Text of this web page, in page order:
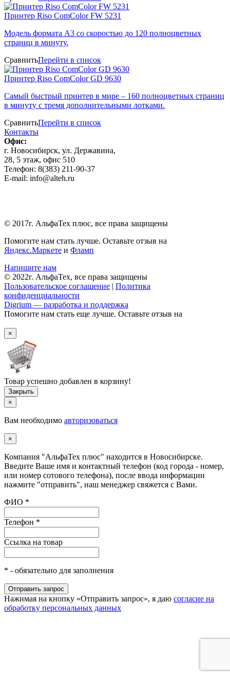
Принтер Riso ComColor FW 5231
Модель формата А3 со скоростью до 120 полноцветных
страниц в минуту.
СравнитьПерейти в список
Принтер Riso ComColor GD 9630
Самый быстрый принтер в мире – 160 полноцветных страниц
в минуту с тремя дополнительными лотками.
СравнитьПерейти в список
Контакты
Офис:
г. Новосибирск, ул. Державина,
28, 5 этаж, офис 510
Телефон: 8(383) 211-90-37
E-mail: info@alteh.ru
© 2017г. АльфаТех плюс, все права защищены
Помогите нам стать лучше. Оставьте отзыв на
Яндекс.Маркете и Фламп
Напишите нам
© 2022г. АльфаТех, все права защищены
Пользовательское соглашение | Политика
конфиденциальности
Digrium — разработка и поддержка
Помогите нам стать еще лучше. Оставьте отзыв на
×
Товар успешно добавлен в корзину!
×
Вам необходимо авторизоваться
×
Компания "АльфаТех плюс" находится в Новосибирске.
Введите Ваше имя и контактный телефон (код города - номер,
или номер сотового телефона), после ввода информации
нажмите "отправить", наш менеджер свяжется с Вами.
ФИО *
Телефон *
Ссылка на товар
* - обязательно для заполнения
Нажимая на кнопку «Отправить запрос», я даю согласие на
обработку персональных данных